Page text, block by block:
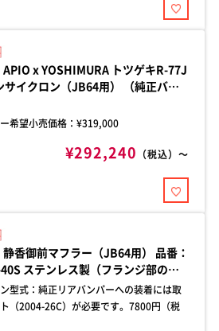
サイクロン（JB64用） （純正バン
口外径：およそ68mm 適合 スズキ
希望小売価格：¥319,000
¥292,240 （税込）～
ステンレス製（フランジ部のみ
ル） 出口形状 76Φ スズキジムニー
正リアバンパー（MT/AT対応）
型式： 純正リアバンパーへの装着には取
（2004-26C）が必要です。7800円（税